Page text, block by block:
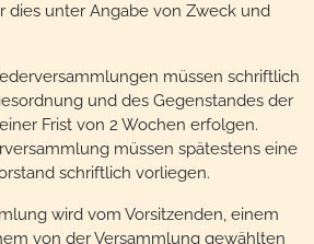
dies unter Angabe von Zweck und
müssen schriftlich
und des Gegenstandes der
Frist von 2 Wochen erfolgen.
müssen spätestens eine
schriftlich vorliegen.
wird vom Vorsitzenden, einem
von der Versammlung gewählten